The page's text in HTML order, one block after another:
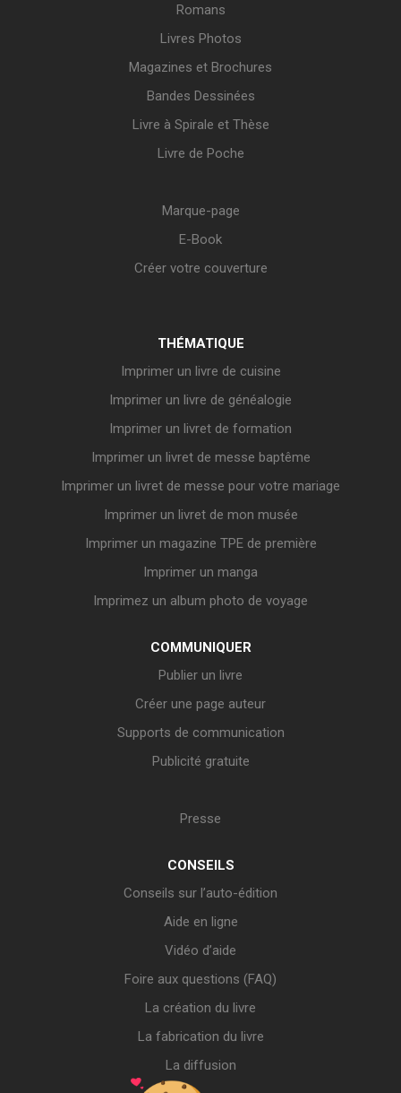
Romans
Livres Photos
Magazines et Brochures
Bandes Dessinées
Livre à Spirale et Thèse
Livre de Poche
Marque-page
E-Book
Créer votre couverture
THÉMATIQUE
Imprimer un livre de cuisine
Imprimer un livre de généalogie
Imprimer un livret de formation
Imprimer un livret de messe baptême
Imprimer un livret de messe pour votre mariage
Imprimer un livret de mon musée
Imprimer un magazine TPE de première
Imprimer un manga
Imprimez un album photo de voyage
COMMUNIQUER
Publier un livre
Créer une page auteur
Supports de communication
Publicité gratuite
Presse
CONSEILS
Conseils sur l’auto-édition
Aide en ligne
Vidéo d’aide
Foire aux questions (FAQ)
La création du livre
La fabrication du livre
La diffusion